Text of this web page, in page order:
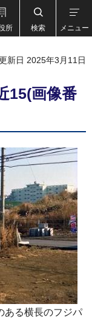
所 検索 メニュー
新日 2025年3月11日
15(画像番
ある横長のフジパ